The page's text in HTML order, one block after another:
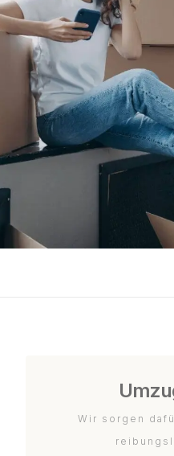
Wir sorgen